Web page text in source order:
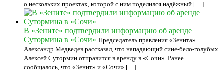
о нескольких проектах, которой с ним поделился надёжный […]
В «Зените» подтвердили информацию об аренде
Сутормина в «Сочи» Председатель правления «Зенита»
Александр Медведев рассказал, что нападающий сине-бело-голубых
Алексей Сутормин отправится в аренду в «Сочи». Ранее
сообщалось, что «Зенит» и «Сочи» […]